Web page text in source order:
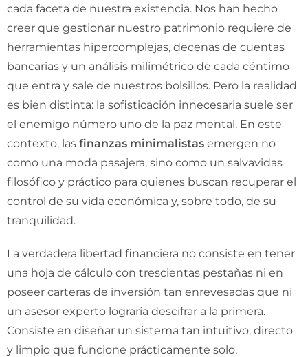
cada faceta de nuestra existencia. Nos han hecho
creer que gestionar nuestro patrimonio requiere de
herramientas hipercomplejas, decenas de cuentas
bancarias y un análisis milimétrico de cada céntimo
que entra y sale de nuestros bolsillos. Pero la realidad
es bien distinta: la sofisticación innecesaria suele ser
el enemigo número uno de la paz mental. En este
contexto, las finanzas minimalistas emergen no
como una moda pasajera, sino como un salvavidas
filosófico y práctico para quienes buscan recuperar el
control de su vida económica y, sobre todo, de su
tranquilidad.
La verdadera libertad financiera no consiste en tener
una hoja de cálculo con trescientas pestañas ni en
poseer carteras de inversión tan enrevesadas que ni
un asesor experto lograría descifrar a la primera.
Consiste en diseñar un sistema tan intuitivo, directo
y limpio que funcione prácticamente solo,